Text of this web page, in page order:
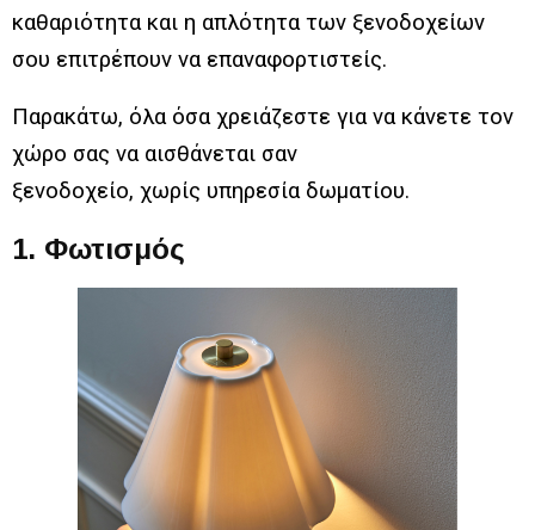
καθαριότητα και η απλότητα των ξενοδοχείων
σου επιτρέπουν να επαναφορτιστείς.
Παρακάτω, όλα όσα χρειάζεστε για να κάνετε τον
χώρο σας να αισθάνεται σαν
ξενοδοχείο, χωρίς υπηρεσία δωματίου.
1. Φωτισμός